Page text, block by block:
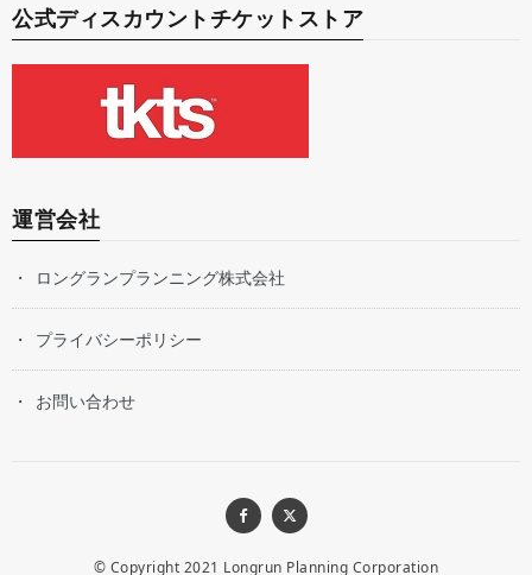
公式ディスカウントチケットストア
運営会社
ロングランプランニング株式会社
プライバシーポリシー
お問い合わせ
© Copyright 2021 Longrun Planning Corporation